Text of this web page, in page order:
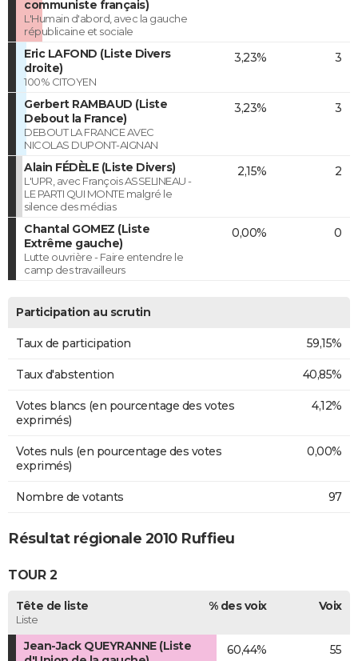
communiste français)
L'Humain d'abord, avec la gauche
républicaine et sociale
Eric LAFOND (Liste Divers
droite)
100% CITOYEN
3,23% 3
Gerbert RAMBAUD (Liste
Debout la France)
DEBOUT LA FRANCE AVEC
NICOLAS DUPONT-AIGNAN
3,23% 3
Alain FÉDÈLE (Liste Divers)
L'UPR, avec François ASSELINEAU -
LE PARTI QUI MONTE malgré le
silence des médias
2,15% 2
Chantal GOMEZ (Liste
Extrême gauche)
Lutte ouvrière - Faire entendre le
camp des travailleurs
0,00% 0
Participation au scrutin
Taux de participation 59,15%
Taux d'abstention 40,85%
Votes blancs (en pourcentage des votes
exprimés)
4,12%
Votes nuls (en pourcentage des votes
exprimés)
0,00%
Nombre de votants 97
Résultat régionale 2010 Ruffieu
TOUR 2
Tête de liste
Liste
% des voix Voix
Jean-Jack QUEYRANNE (Liste
60,44% 55